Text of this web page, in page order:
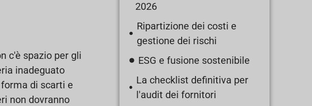
c'è spazio per gli
inadeguato
di scarti e
non dovranno
2026
Ripartizione dei costi e
gestione dei rischi
ESG e fusione sostenibile
La checklist definitiva per
l'audit dei fornitori